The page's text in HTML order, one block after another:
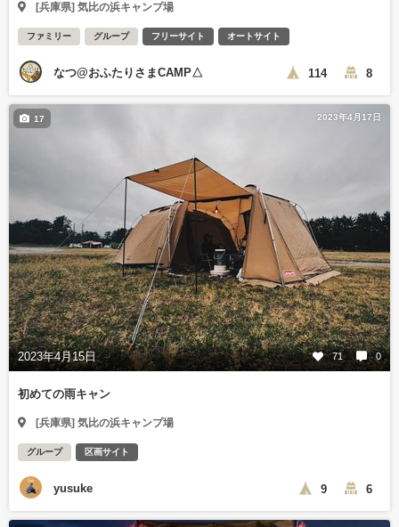
[兵庫県] 気比の浜キャンプ場
ファミリー グループ フリーサイト オートサイト
なつ@おふたりさまCAMP△ 114 8
2023年4月17日
2023年4月15日 71 0
17
初めての雨キャン
[兵庫県] 気比の浜キャンプ場
グループ 区画サイト
yusuke 9 6